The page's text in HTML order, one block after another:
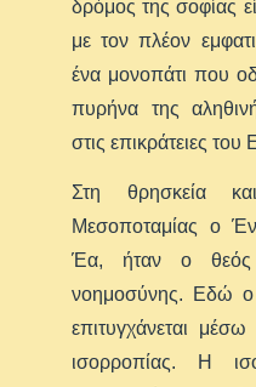
δρόμος της σοφίας
με τον πλέον
ένα μονοπάτι που
πυρήνα της
στις επικράτειες του
Στη θρησκεία
Μεσοποταμίας ο
Έα, ήταν ο θεός
νοημοσύνης. Εδώ
επιτυγχάνεται
ισορροπίας. Η